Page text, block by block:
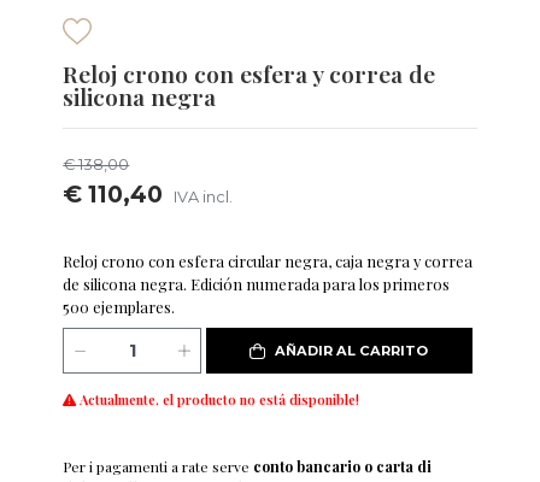
Reloj crono con esfera y correa de
silicona negra
€ 138,00
€ 110,40 IVA incl.
Reloj crono con esfera circular negra, caja negra y correa
de silicona negra. Edición numerada para los primeros
500 ejemplares.
AÑADIR AL CARRITO
Actualmente, el producto no está disponible!
Per i pagamenti a rate serve conto bancario o carta di